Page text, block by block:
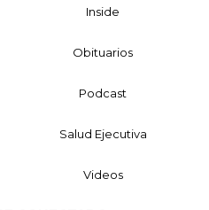
Inside
Obituarios
Podcast
Salud Ejecutiva
Videos